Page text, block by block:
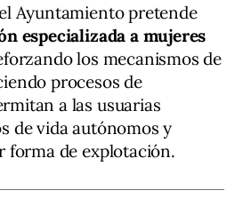
Ayuntamiento pretende
especializada a mujeres
los mecanismos de
procesos de
a las usuarias
de vida autónomos y
forma de explotación.